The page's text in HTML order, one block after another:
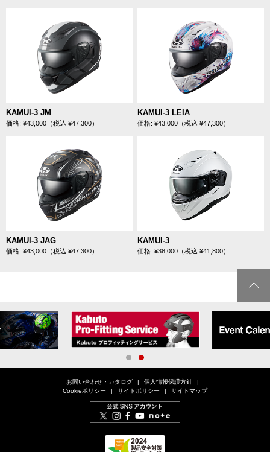
KAMUI-3 JM
価格: ¥43,000（税込 ¥47,300）
KAMUI-3 LEIA
価格: ¥43,000（税込 ¥47,300）
KAMUI-3 JAG
価格: ¥43,000（税込 ¥47,300）
KAMUI-3
価格: ¥38,000（税込 ¥41,800）
1
お問い合わせ・カタログ
個人情報保護方針
Cookieポリシー
サイトポリシー サイトマップ